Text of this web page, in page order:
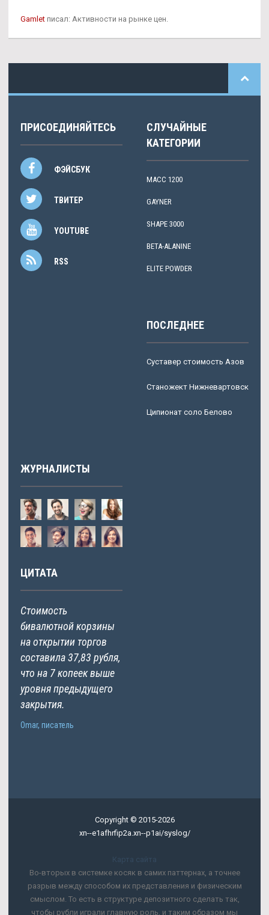
Gamlet писал: Активности на рынке цен.
ПРИСОЕДИНЯЙТЕСЬ
ФЭЙСБУК
ТВИТЕР
YOUTUBE
RSS
СЛУЧАЙНЫЕ
КАТЕГОРИИ
МАСС 1200
GAYNER
SHAPE 3000
BETA-ALANINE
ELITE POWDER
ПОСЛЕДНЕЕ
Суставер стоимость Азов
Станожект Нижневартовск
Ципионат соло Белово
ЖУРНАЛИСТЫ
ЦИТАТА
Стоимость
бивалютной корзины
на открытии торгов
составила 37,83 рубля,
что на 7 копеек выше
уровня предыдущего
закрытия.
Omar, писатель
Copyright © 2015-2026
xn--e1afhrfip2a.xn--p1ai/syslog/
Карта сайта
Во-вторых в системке косяк в самих паттернах, а точнее
разрыв между способом их представления и физическим
смыслом. То есть в структуре депозитного сделать так,
чтобы рубли играли главную роль, и таким образом мы